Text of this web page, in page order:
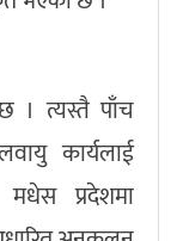
। त्यस्तै पाँच
कार्यलाई
प्रदेशमा